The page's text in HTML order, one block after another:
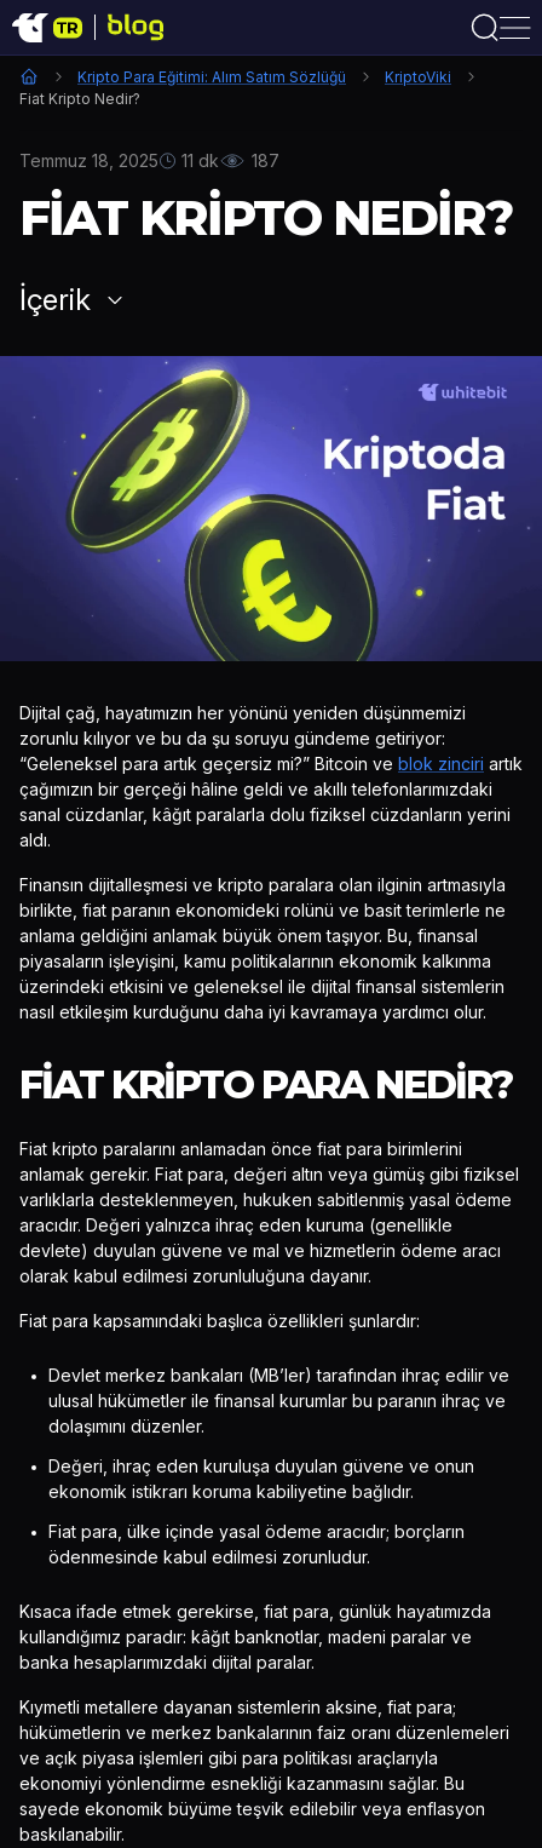
Kripto Para Eğitimi: Alım Satım Sözlüğü
KriptoViki
Fiat Kripto Nedir?
Temmuz 18, 2025 11 dk 187
FIAT KRIPTO NEDIR?
İçerik
Dijital çağ, hayatımızın her yönünü yeniden düşünmemizi
zorunlu kılıyor ve bu da şu soruyu gündeme getiriyor:
“Geleneksel para artık geçersiz mi?” Bitcoin ve blok zinciri artık
çağımızın bir gerçeği hâline geldi ve akıllı telefonlarımızdaki
sanal cüzdanlar, kâğıt paralarla dolu fiziksel cüzdanların yerini
aldı.
Finansın dijitalleşmesi ve kripto paralara olan ilginin artmasıyla
birlikte, fiat paranın ekonomideki rolünü ve basit terimlerle ne
anlama geldiğini anlamak büyük önem taşıyor. Bu, finansal
piyasaların işleyişini, kamu politikalarının ekonomik kalkınma
üzerindeki etkisini ve geleneksel ile dijital finansal sistemlerin
nasıl etkileşim kurduğunu daha iyi kavramaya yardımcı olur.
FIAT KRIPTO PARA NEDIR?
Fiat kripto paralarını anlamadan önce fiat para birimlerini
anlamak gerekir. Fiat para, değeri altın veya gümüş gibi fiziksel
varlıklarla desteklenmeyen, hukuken sabitlenmiş yasal ödeme
aracıdır. Değeri yalnızca ihraç eden kuruma (genellikle
devlete) duyulan güvene ve mal ve hizmetlerin ödeme aracı
olarak kabul edilmesi zorunluluğuna dayanır.
Fiat para kapsamındaki başlıca özellikleri şunlardır:
Devlet merkez bankaları (MB’ler) tarafından ihraç edilir ve
ulusal hükümetler ile finansal kurumlar bu paranın ihraç ve
dolaşımını düzenler.
Değeri, ihraç eden kuruluşa duyulan güvene ve onun
ekonomik istikrarı koruma kabiliyetine bağlıdır.
Fiat para, ülke içinde yasal ödeme aracıdır; borçların
ödenmesinde kabul edilmesi zorunludur.
Kısaca ifade etmek gerekirse, fiat para, günlük hayatımızda
kullandığımız paradır: kâğıt banknotlar, madeni paralar ve
banka hesaplarımızdaki dijital paralar.
Kıymetli metallere dayanan sistemlerin aksine, fiat para;
hükümetlerin ve merkez bankalarının faiz oranı düzenlemeleri
ve açık piyasa işlemleri gibi para politikası araçlarıyla
ekonomiyi yönlendirme esnekliği kazanmasını sağlar. Bu
sayede ekonomik büyüme teşvik edilebilir veya enflasyon
baskılanabilir.